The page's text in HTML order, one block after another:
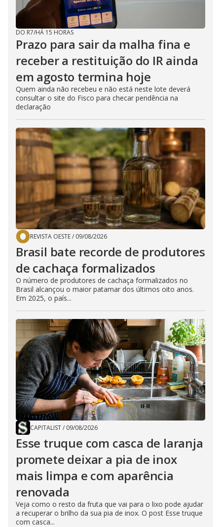
DO R7/HÁ 15 HORAS
Prazo para sair da malha fina e
receber a restituição do IR ainda
em agosto termina hoje
Quem ainda não recebeu e não está neste lote deverá
consultar o site do Fisco para checar pendência na
declaração
REVISTA OESTE/ 09/08/2026
Brasil bate recorde de produtores
de cachaça formalizados
O número de produtores de cachaça formalizados no
Brasil alcançou o maior patamar dos últimos oito anos.
Em 2025, o país...
CAPITALIST/ 09/08/2026
Esse truque com casca de laranja
promete deixar a pia de inox
mais limpa e com aparência
renovada
Veja como o resto da fruta que vai para o lixo pode ajudar
a recuperar o brilho da sua pia de inox. O post Esse truque
com casca...